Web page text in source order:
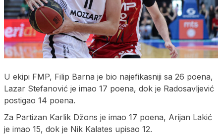
U ekipi FMP, Filip Barna je bio najefikasniji sa 26 poena,
Lazar Stefanović je imao 17 poena, dok je Radosavljević
postigao 14 poena.
Za Partizan Karlik Džons je imao 17 poena, Arijan Lakić
je imao 15, dok je Nik Kalates upisao 12.